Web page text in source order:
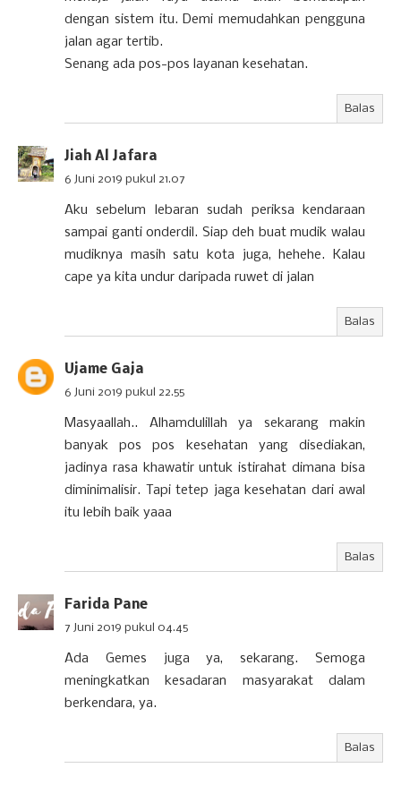
dengan sistem itu. Demi memudahkan pengguna
jalan agar tertib.
Senang ada pos-pos layanan kesehatan.
Balas
Jiah Al Jafara
6 Juni 2019 pukul 21.07
Aku sebelum lebaran sudah periksa kendaraan
sampai ganti onderdil. Siap deh buat mudik walau
mudiknya masih satu kota juga, hehehe. Kalau
cape ya kita undur daripada ruwet di jalan
Balas
Ujame Gaja
6 Juni 2019 pukul 22.55
Masyaallah.. Alhamdulillah ya sekarang makin
banyak pos pos kesehatan yang disediakan,
jadinya rasa khawatir untuk istirahat dimana bisa
diminimalisir. Tapi tetep jaga kesehatan dari awal
itu lebih baik yaaa
Balas
Farida Pane
7 Juni 2019 pukul 04.45
Ada Gemes juga ya, sekarang. Semoga
meningkatkan kesadaran masyarakat dalam
berkendara, ya.
Balas